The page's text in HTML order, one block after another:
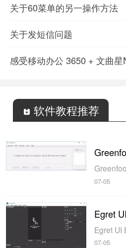
关于60菜单的另一操作方法
关于发短信问题
感受移动办公 3650 + 文曲星
软件教程推荐
07-05
07-05